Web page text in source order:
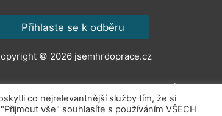
Přihlaste se k odběru
© 2026 jsemhrdoprace.cz
podmínky Ochrana osobních údajů Kontakt
co nejrelevantnější služby tím, že si
vše" souhlasíte s používáním VŠECH